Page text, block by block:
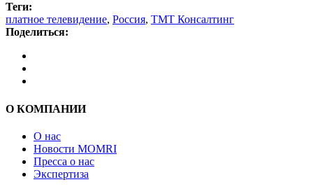
Теги:
платное телевидение, Россия, ТМТ Консалтинг
Поделиться:
О КОМПАНИИ
О нас
Новости MOMRI
Пресса о нас
Экспертиза